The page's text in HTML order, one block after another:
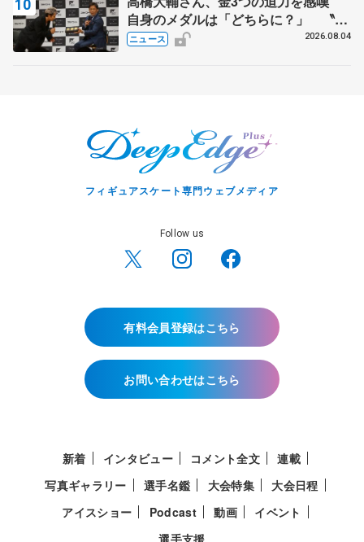
自身のメダルは「どちらに？」 〝リ
ス兄弟〟オリンピック3連覇の野村忠
ニュース 2026.08.04
フィギュアスケート専門ウェブメディア
Follow us
有料会員登録はこちら
お問い合わせはこちら
新着 インタビュー コメント全文
連載
写真ギャラリー
選手名鑑 大会特集
大会日程
アイスショー
Podcast 動画
イベント
選手支援